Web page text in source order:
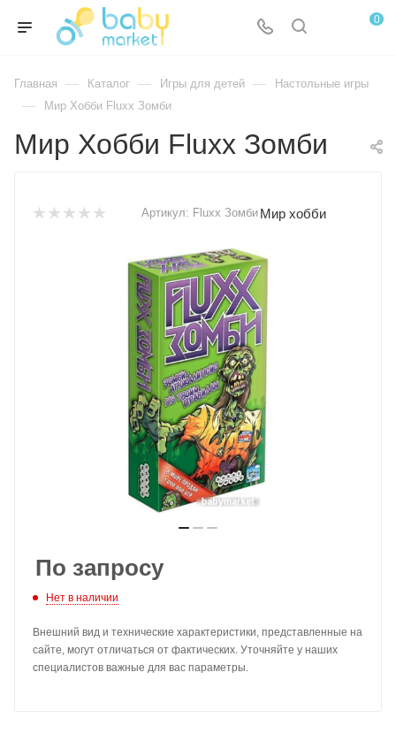
0
Главная — Каталог — Игры для детей — Настольные игры
— Мир Хобби Fluxx Зомби
Мир Хобби Fluxx Зомби
Артикул: Fluxx Зомби Мир хобби
По запросу
Нет в наличии
Внешний вид и технические характеристики, представленные на
сайте, могут отличаться от фактических. Уточняйте у наших
специалистов важные для вас параметры.